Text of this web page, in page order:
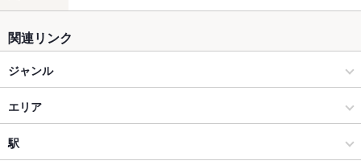
関連リンク
ジャンル
居酒屋
和風
エリア
浜町・中通り
駅